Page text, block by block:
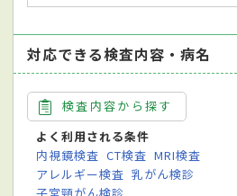
対応できる検査内容・病名
検査内容から探す
よく利用される条件
内視鏡検査 CT検査 MRI検査
アレルギー検査 乳がん検診